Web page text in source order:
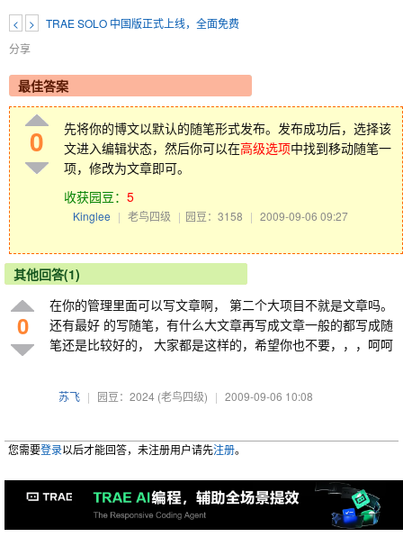
< >
TRAE SOLO 中国版正式上线，全面免费
分享
最佳答案
0
先将你的博文以默认的随笔形式发布。发布成功后，选择该
文进入编辑状态，然后你可以在高级选项中找到移动随笔一
项，修改为文章即可。
收获园豆： 5
Kinglee | 老鸟四级 | 园豆：3158 | 2009-09-06 09:27
其他回答(1)
0
在你的管理里面可以写文章啊， 第二个大项目不就是文章吗。
还有最好 的写随笔，有什么大文章再写成文章一般的都写成随
笔还是比较好的， 大家都是这样的，希望你也不要，，，呵呵
苏飞 | 园豆：2024 (老鸟四级) | 2009-09-06 10:08
您需要登录以后才能回答，未注册用户请先注册。